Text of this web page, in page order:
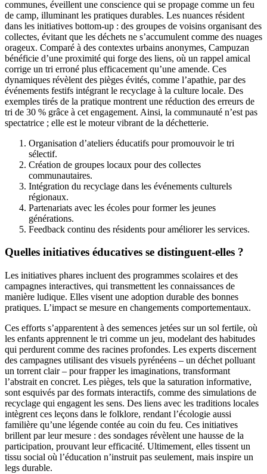
communes, éveillent une conscience qui se propage comme un feu
de camp, illuminant les pratiques durables. Les nuances résident
dans les initiatives bottom-up : des groupes de voisins organisant des
collectes, évitant que les déchets ne s’accumulent comme des nuages
orageux. Comparé à des contextes urbains anonymes, Campuzan
bénéficie d’une proximité qui forge des liens, où un rappel amical
corrige un tri erroné plus efficacement qu’une amende. Ces
dynamiques révèlent des pièges évités, comme l’apathie, par des
événements festifs intégrant le recyclage à la culture locale. Des
exemples tirés de la pratique montrent une réduction des erreurs de
tri de 30 % grâce à cet engagement. Ainsi, la communauté n’est pas
spectatrice ; elle est le moteur vibrant de la déchetterie.
Organisation d’ateliers éducatifs pour promouvoir le tri
sélectif.
Création de groupes locaux pour des collectes
communautaires.
Intégration du recyclage dans les événements culturels
régionaux.
Partenariats avec les écoles pour former les jeunes
générations.
Feedback continu des résidents pour améliorer les services.
Quelles initiatives éducatives se distinguent-elles ?
Les initiatives phares incluent des programmes scolaires et des
campagnes interactives, qui transmettent les connaissances de
manière ludique. Elles visent une adoption durable des bonnes
pratiques. L’impact se mesure en changements comportementaux.
Ces efforts s’apparentent à des semences jetées sur un sol fertile, où
les enfants apprennent le tri comme un jeu, modelant des habitudes
qui perdurent comme des racines profondes. Les experts discernent
des campagnes utilisant des visuels pyrénéens – un déchet polluant
un torrent clair – pour frapper les imaginations, transformant
l’abstrait en concret. Les pièges, tels que la saturation informative,
sont esquivés par des formats interactifs, comme des simulations de
recyclage qui engagent les sens. Des liens avec les traditions locales
intègrent ces leçons dans le folklore, rendant l’écologie aussi
familière qu’une légende contée au coin du feu. Ces initiatives
brillent par leur mesure : des sondages révèlent une hausse de la
participation, prouvant leur efficacité. Ultimement, elles tissent un
tissu social où l’éducation n’instruit pas seulement, mais inspire un
legs durable.